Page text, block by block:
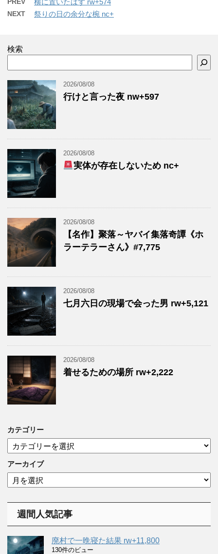
NEXT 祭りの日の余分な椀 nc+
検索
2026/08/08
行けと言った夜 nw+597
2026/08/08
実体が存在しないため nc+
2026/08/08
【名作】聚落～ヤバイ集落奇譚《ホ
ラーテラーさん》#7,775
2026/08/08
七月六日の現場で会った男 rw+5,121
2026/08/08
着せるための場所 rw+2,222
カテゴリー
テ
ゴ
リ
ー
アーカイブ
ア
ー
週間人気記事
廃村で一晩寝た結果 rw+11,800
130件のビュー